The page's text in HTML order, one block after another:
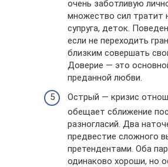
очень заботливую
множество сил тратит
супруга, деток.
если не переходить
близким совершать
Доверие — это
преданной любви.
Острый — кризис
обещает сближение
разногласий. Два
предвестие сложного
претендентами. Оба
одинаково хороши, но